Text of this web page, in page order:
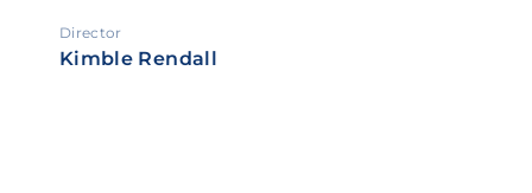
Director
Kimble Rendall